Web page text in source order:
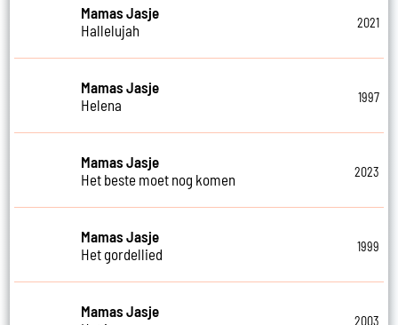
Mamas Jasje
Hallelujah
2021
Mamas Jasje
Helena
1997
Mamas Jasje
Het beste moet nog komen
2023
Mamas Jasje
Het gordellied
1999
Mamas Jasje
2003